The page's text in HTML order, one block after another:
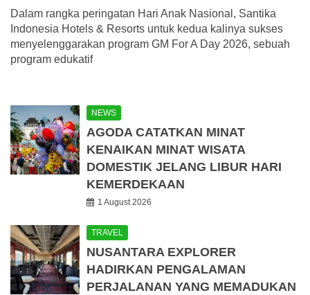
Dalam rangka peringatan Hari Anak Nasional, Santika
Indonesia Hotels & Resorts untuk kedua kalinya sukses
menyelenggarakan program GM For A Day 2026, sebuah
program edukatif
NEWS
AGODA CATATKAN MINAT
KENAIKAN MINAT WISATA
DOMESTIK JELANG LIBUR HARI
KEMERDEKAAN
1 August 2026
TRAVEL
NUSANTARA EXPLORER
HADIRKAN PENGALAMAN
PERJALANAN YANG MEMADUKAN